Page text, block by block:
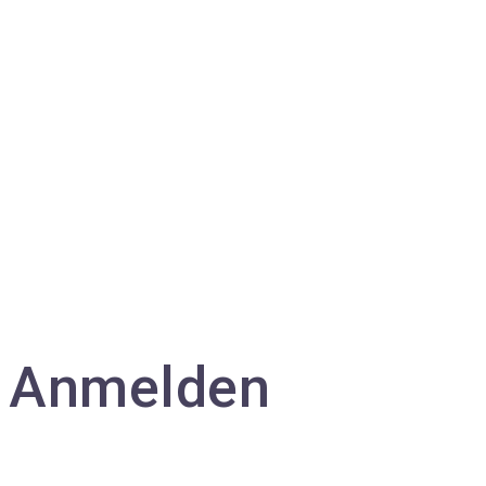
Anmelden